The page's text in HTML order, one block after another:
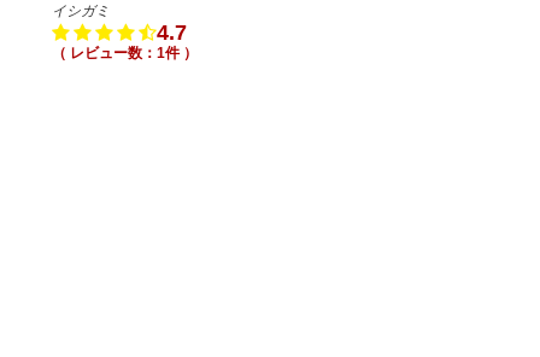
イシガミ
4.7
（ レビュー数：1件 ）